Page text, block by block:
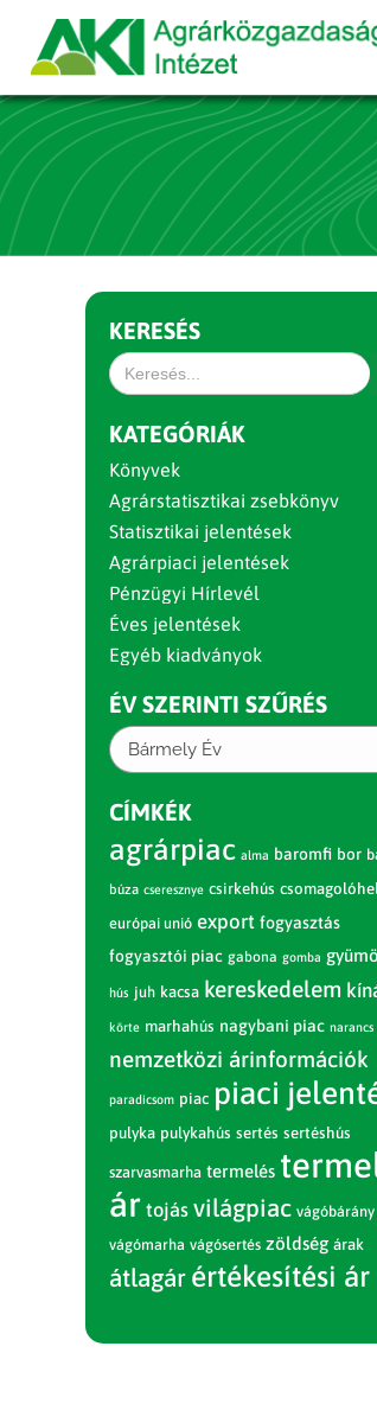
KERESÉS
Search
for:
KATEGÓRIÁK
Könyvek
Agrárstatisztikai zsebkönyv
Statisztikai jelentések
Agrárpiaci jelentések
Pénzügyi Hírlevél
Éves jelentések
Egyéb kiadványok
ÉV SZERINTI SZŰRÉS
Bármely Év
CÍMKÉK
agrárpiac alma baromfi bor
búza cseresznye csirkehús
európai unió export fogyasztás
fogyasztói piac gabona gomba
hús juh kacsa kereskedelem
körte marhahús nagybani piac narancs
nemzetközi árinformációk
paradicsom piac piaci
pulyka pulykahús sertés sertéshús
szarvasmarha termelés
ár tojás világpiac vágóbárány
vágómarha vágósertés zöldség árak
átlagár értékesítési ár